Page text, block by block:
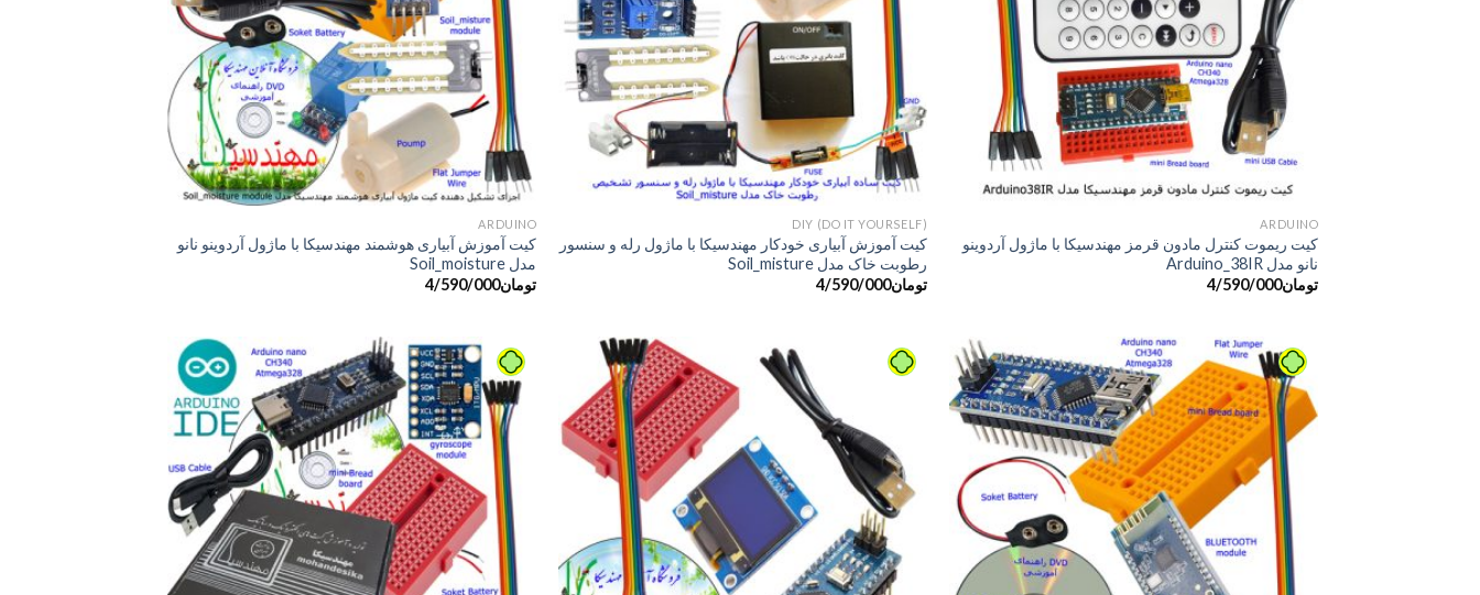
ARDUINO
کیت ریموت کنترل مادون قرمز مهندسیکا با ماژول آردوینو
نانو مدل Arduino_38IR
تومان4/590/000
DIY (DO IT YOURSELF)
کیت آموزش آبیاری خودکار مهندسیکا با ماژول رله و سنسور
رطوبت خاک مدل Soil_misture
تومان4/590/000
+
ARDUINO
کیت آموزش آبیاری هوشمند مهندسیکا با ماژول آردوینو نانو
مدل Soil_moisture
تومان4/590/000